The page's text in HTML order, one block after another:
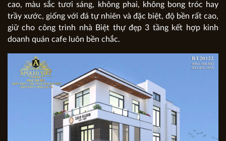
cao, màu sắc tươi sáng, không phai, không bong tróc hay
trầy xước, giống với đá tự nhiên và đặc biệt, độ bền rất cao,
giữ cho công trình nhà Biệt thự đẹp 3 tầng kết hợp kinh
doanh quán cafe luôn bền chắc.